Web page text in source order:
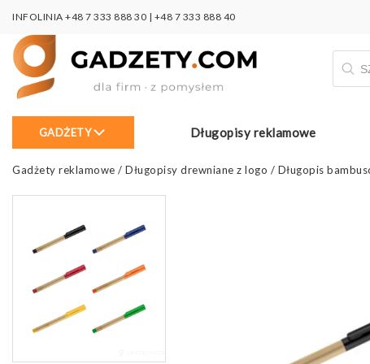
INFOLINIA +48 7 333 888 30 | +48 7 333 888 40
GADŻETY Długopisy reklamowe
Gadżety reklamowe / Długopisy drewniane z logo / Długopis